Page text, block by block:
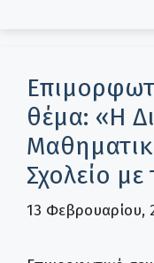
θέμα: «Η
Σχολείο
13 Φεβρουαρίου,